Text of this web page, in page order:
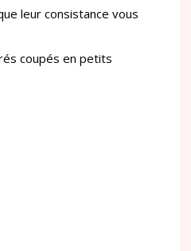
leur consistance vous
coupés en petits